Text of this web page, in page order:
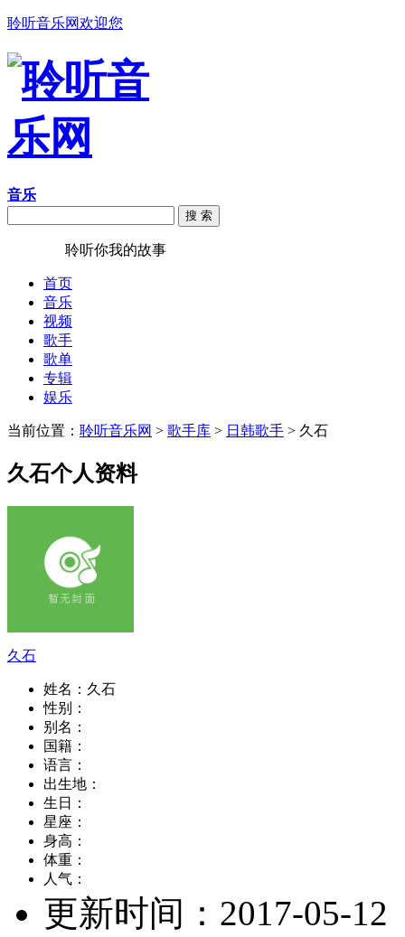
聆听音乐网欢迎您
音乐
搜 索
聆听你我的故事
首页
音乐
视频
歌手
歌单
专辑
娱乐
当前位置： 聆听音乐网 > 歌手库 > 日韩歌手 > 久石
久石个人资料
久石
姓名： 久石
性别：
别名：
国籍：
语言：
出生地：
生日：
星座：
身高：
体重：
人气：
更新时间： 2017-05-12